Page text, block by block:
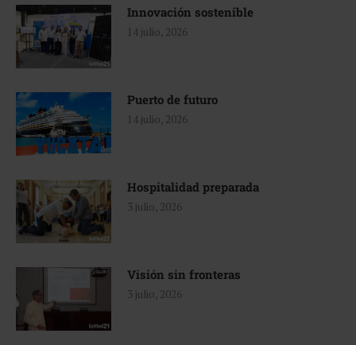
Innovación sostenible
14 julio, 2026
Puerto de futuro
14 julio, 2026
Hospitalidad preparada
3 julio, 2026
Visión sin fronteras
3 julio, 2026